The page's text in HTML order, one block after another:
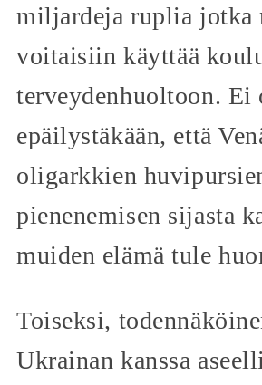
miljardeja ruplia jotka
voitaisiin käyttää
terveydenhuoltoon. Ei
epäilystäkään, että
oligarkkien
pienenemisen sijasta
muiden elämä tule
Toiseksi,
Ukrainan kanssa